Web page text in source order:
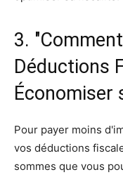
3.
Déductions
Économiser
Pour payer moins
vos déductions
sommes que vous